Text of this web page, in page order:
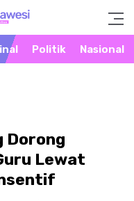
Politik Nasional
Dorong
Lewat